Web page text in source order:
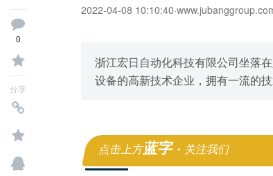
0
分享
2022-04-08 10:10:40·
浙江宏日自动化科技有限公司坐落
设备的高新技术企业，拥有一流的
点击上方蓝字 ·关注我们